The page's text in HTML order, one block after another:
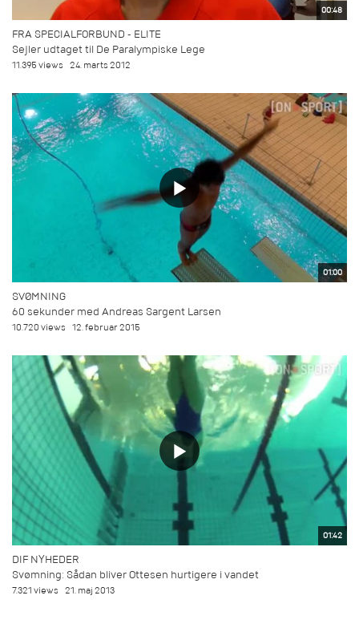
00:48
FRA SPECIALFORBUND - ELITE
Sejler udtaget til De Paralympiske Lege
11.395 views 24. marts 2012
01:00
SVØMNING
60 sekunder med Andreas Sargent Larsen
10.720 views 12. februar 2015
01:42
DIF NYHEDER
Svømning: Sådan bliver Ottesen hurtigere i vandet
7.321 views 21. maj 2013